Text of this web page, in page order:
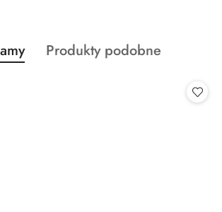
produktów
Produkty
Produkty podobne